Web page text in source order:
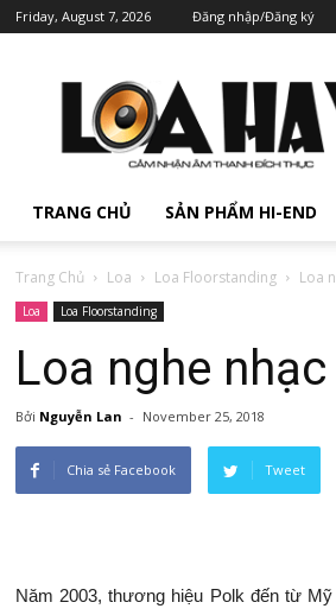
Friday, August 7, 2026 Đăng nhập/Đăng ký
TRANG CHỦ SẢN PHẨM HI-END
Trang Chủ Loa Loa Floorstanding Loa
Loa Loa Floorstanding
Loa nghe
Bởi Nguyễn Lan - November 25, 2018
Chia sẻ Facebook Tweet
Năm 2003, thương hiệu Polk đến từ